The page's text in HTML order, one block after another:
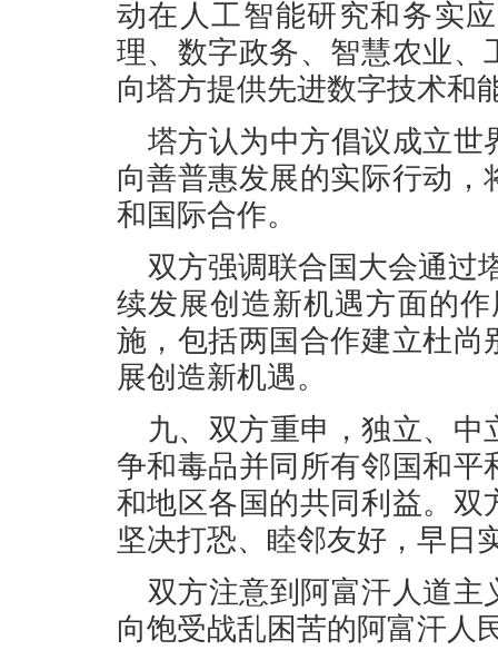
动在人工智能研究和务实
理、数字政务、智慧农业
向塔方提供先进数字技术和
塔方认为中方倡议成立
向善普惠发展的实际行动
和国际合作。
双方强调联合国大会通过
续发展创造新机遇方面的
施，包括两国合作建立杜
展创造新机遇。
九、双方重申，独立、
争和毒品并同所有邻国和
和地区各国的共同利益。
坚决打恐、睦邻友好，早日
双方注意到阿富汗人道
向饱受战乱困苦的阿富汗人